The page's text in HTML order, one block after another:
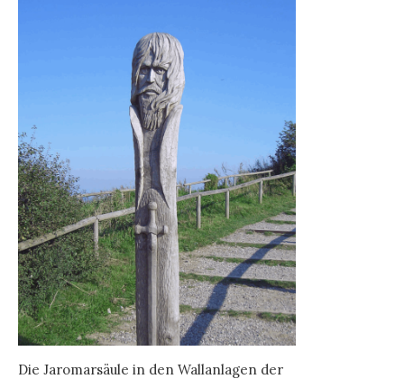
Die Jaromarsäule in den Wallanlagen der